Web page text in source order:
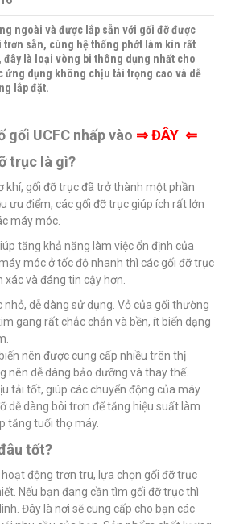
ngoài và được lắp sẵn với gối đỡ được
trơn sẵn, cùng hệ thống phớt làm kín rất
đây là loại vòng bi thông dụng nhất cho
ứng dụng không chịu tải trọng cao và dễ
lắp đặt.
gối UCFC nhấp vào ⇒ĐÂY ⇐
trục là gì?
khí, gối đỡ trục đã trở thành một phần
ưu điểm, các gối đỡ trục giúp ích rất lớn
máy móc.
tăng khả năng làm việc ổn định của
móc ở tốc độ nhanh thì các gối đỡ trục
xác và đáng tin cậy hơn.
dễ dàng sử dụng. Vỏ của gối thường
gang rất chắc chắn và bền, ít biến dạng
nên được cung cấp nhiều trên thị
nên dễ dàng bảo dưỡng và thay thế.
tải tốt, giúp các chuyển động của máy
dễ dàng bôi trơn để tăng hiệu suất làm
tăng tuổi thọ máy.
tốt?
động trơn tru, lựa chọn gối đỡ trục
Nếu bạn đang cần tìm gối đỡ trục thì
Đây là nơi sẽ cung cấp cho bạn các